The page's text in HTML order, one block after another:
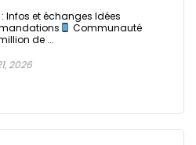
Infos et échanges Idées
Communauté
de ...
2026